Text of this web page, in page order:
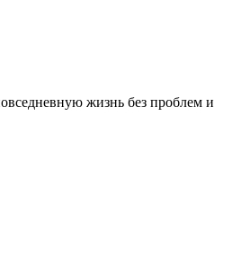
жизнь без проблем и